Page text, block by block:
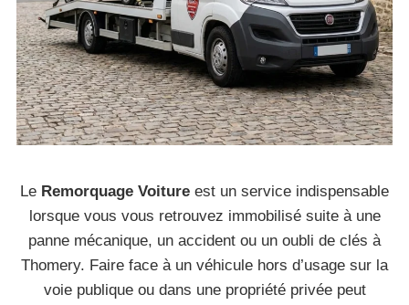
Le Remorquage Voiture est un service indispensable
lorsque vous vous retrouvez immobilisé suite à une
panne mécanique, un accident ou un oubli de clés à
Thomery. Faire face à un véhicule hors d’usage sur la
voie publique ou dans une propriété privée peut